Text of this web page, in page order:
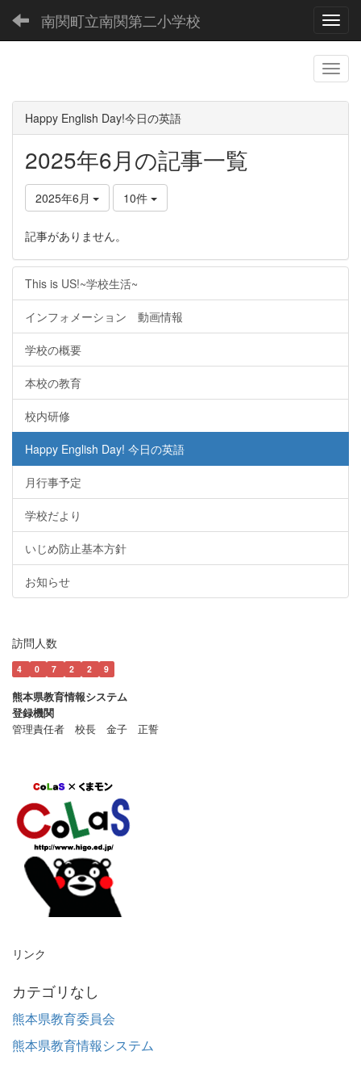
南関町立南関第二小学校
Happy English Day!今日の英語
2025年6月の記事一覧
2025年6月 10件
記事がありません。
This is US!~学校生活~
インフォメーション 動画情報
学校の概要
本校の教育
校内研修
Happy English Day! 今日の英語
月行事予定
学校だより
いじめ防止基本方針
お知らせ
訪問人数
4 0 7 2 2 9
熊本県教育情報システム
登録機関
管理責任者 校長 金子 正誓
リンク
カテゴリなし
熊本県教育委員会
熊本県教育情報システム